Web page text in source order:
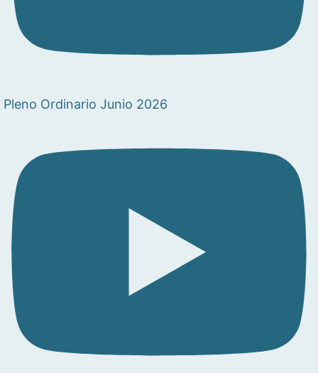
Pleno Ordinario Junio 2026